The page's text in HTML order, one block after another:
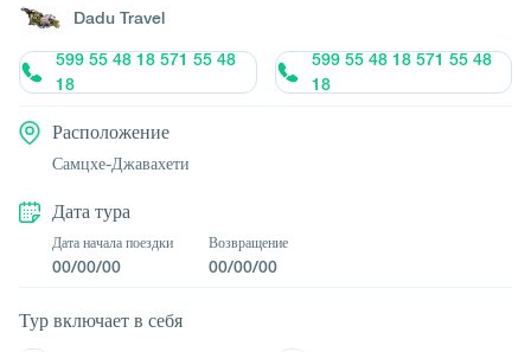
Dadu Travel
599 55 48 18 571 55 48
18
599 55 48 18 571 55 48
18
Расположение
Самцхе-Джавахети
Дата тура
Дата начала поездки
00/00/00
Возвращение
00/00/00
Тур включает в себя